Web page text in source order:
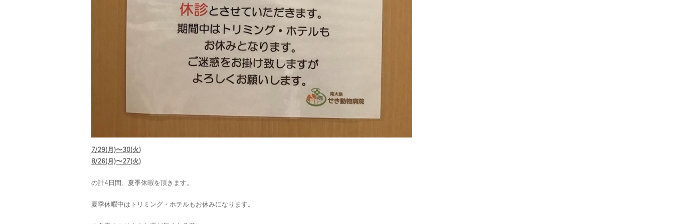
7/29(月)〜30(火)
8/26(月)〜27(火)
の計4日間、夏季休暇を頂きます。
夏季休暇中はトリミング・ホテルもお休みになります。